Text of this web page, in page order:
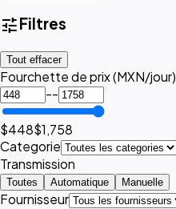
tuneFiltres
Tout effacer
Fourchette de prix (MXN/jour)
--
$448$1,758
Categorie
Transmission
Toutes Automatique Manuelle
Fournisseur